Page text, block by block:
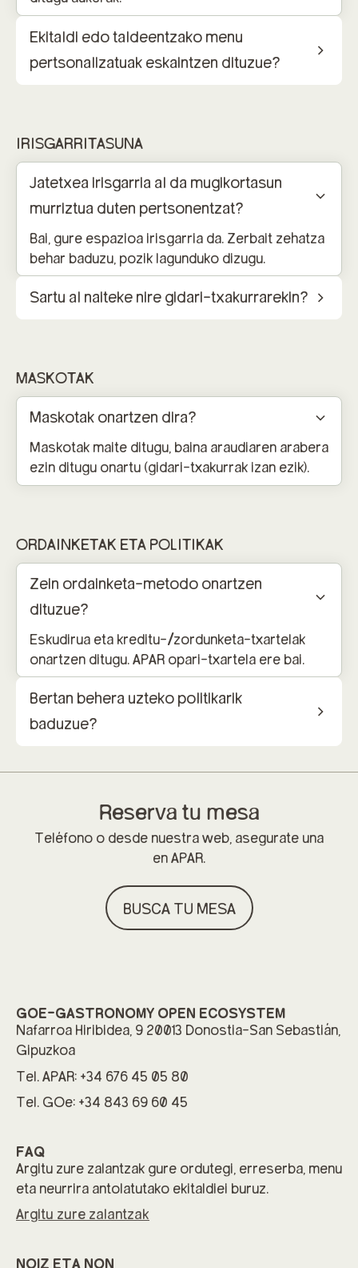
Ekitaldi edo taldeentzako menu
pertsonalizatuak eskaintzen dituzue?
IRISGARRITASUNA
Jatetxea irisgarria al da mugikortasun
murriztua duten pertsonentzat?
Bai, gure espazioa irisgarria da. Zerbait zehatza
behar baduzu, pozik lagunduko dizugu.
Sartu al naiteke nire gidari-txakurrarekin?
MASKOTAK
Maskotak onartzen dira?
Maskotak maite ditugu, baina araudiaren arabera
ezin ditugu onartu (gidari-txakurrak izan ezik).
ORDAINKETAK ETA POLITIKAK
Zein ordainketa-metodo onartzen
dituzue?
Eskudirua eta kreditu-/zordunketa-txartelak
onartzen ditugu. APAR opari-txartela ere bai.
Bertan behera uzteko politikarik
baduzue?
Reserva tu mesa
Teléfono o desde nuestra web, asegurate una
en APAR.
BUSCA TU MESA
GOE-GASTRONOMY OPEN ECOSYSTEM
Nafarroa Hiribidea, 9 20013 Donostia-San Sebastián,
Gipuzkoa
Tel. APAR: +34 676 45 05 80
Tel. GOe: +34 843 69 60 45
FAQ
Argitu zure zalantzak gure ordutegi, erreserba, menu
eta neurrira antolatutako ekitaldiei buruz.
Argitu zure zalantzak
NOIZ ETA NON